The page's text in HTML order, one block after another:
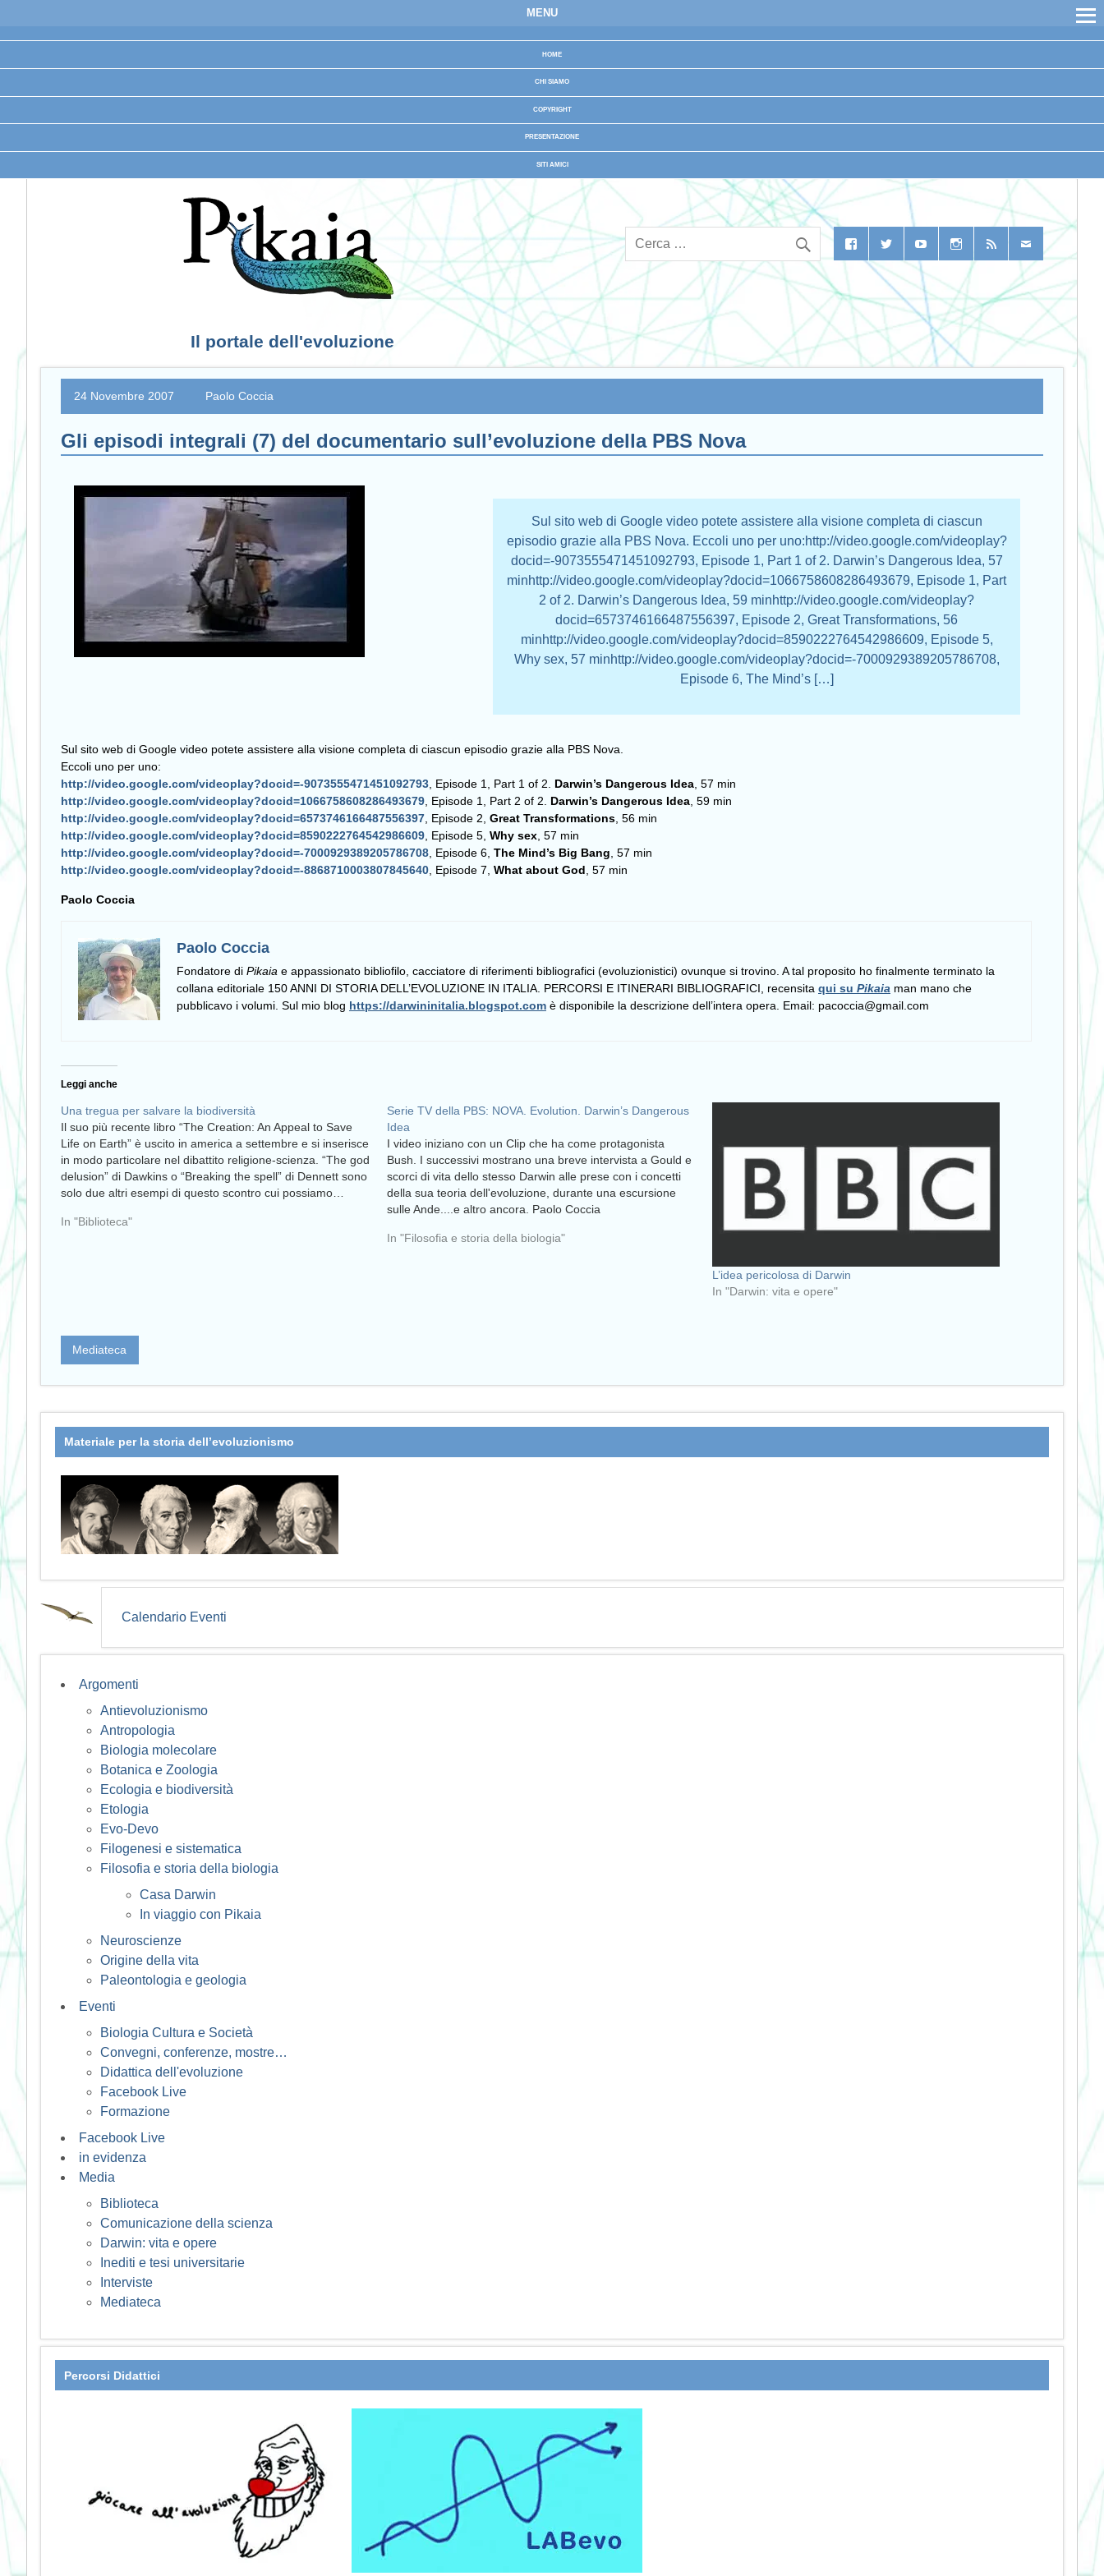
MENU
HOME
CHI SIAMO
COPYRIGHT
PRESENTAZIONE
SITI AMICI
Il portale dell'evoluzione
24 Novembre 2007 Paolo Coccia
Gli episodi integrali (7) del documentario sull’evoluzione della PBS Nova
Sul sito web di Google video potete assistere alla visione completa di ciascun
episodio grazie alla PBS Nova. Eccoli uno per uno:http://video.google.com/videoplay?
docid=-9073555471451092793, Episode 1, Part 1 of 2. Darwin’s Dangerous Idea, 57
minhttp://video.google.com/videoplay?docid=1066758608286493679, Episode 1, Part
2 of 2. Darwin’s Dangerous Idea, 59 minhttp://video.google.com/videoplay?
docid=6573746166487556397, Episode 2, Great Transformations, 56
minhttp://video.google.com/videoplay?docid=8590222764542986609, Episode 5,
Why sex, 57 minhttp://video.google.com/videoplay?docid=-7000929389205786708,
Episode 6, The Mind’s […]
Sul sito web di Google video potete assistere alla visione completa di ciascun episodio grazie alla PBS Nova.
Eccoli uno per uno:
http://video.google.com/videoplay?docid=-9073555471451092793 , Episode 1, Part 1 of 2. Darwin’s Dangerous Idea , 57 min
http://video.google.com/videoplay?docid=1066758608286493679 , Episode 1, Part 2 of 2. Darwin’s Dangerous Idea , 59 min
http://video.google.com/videoplay?docid=6573746166487556397 , Episode 2, Great Transformations , 56 min
http://video.google.com/videoplay?docid=8590222764542986609 , Episode 5, Why sex , 57 min
http://video.google.com/videoplay?docid=-7000929389205786708 , Episode 6, The Mind’s Big Bang , 57 min
http://video.google.com/videoplay?docid=-8868710003807845640 , Episode 7, What about God , 57 min
Paolo Coccia
Paolo Coccia
Fondatore di Pikaia e appassionato bibliofilo, cacciatore di riferimenti bibliografici (evoluzionistici) ovunque si trovino. A tal proposito ho finalmente terminato la
collana editoriale 150 ANNI DI STORIA DELL’EVOLUZIONE IN ITALIA. PERCORSI E ITINERARI BIBLIOGRAFICI, recensita qui su Pikaia man mano che
pubblicavo i volumi. Sul mio blog https://darwininitalia.blogspot.com è disponibile la descrizione dell’intera opera. Email: pacoccia@gmail.com
Leggi anche
Una tregua per salvare la biodiversità
Il suo più recente libro “The Creation: An Appeal to Save
Life on Earth” è uscito in america a settembre e si inserisce
in modo particolare nel dibattito religione-scienza. “The god
delusion” di Dawkins o “Breaking the spell” di Dennett sono
solo due altri esempi di questo scontro cui possiamo…
In "Biblioteca"
Serie TV della PBS: NOVA. Evolution. Darwin’s Dangerous
Idea
I video iniziano con un Clip che ha come protagonista
Bush. I successivi mostrano una breve intervista a Gould e
scorci di vita dello stesso Darwin alle prese con i concetti
della sua teoria dell'evoluzione, durante una escursione
sulle Ande....e altro ancora. Paolo Coccia
In "Filosofia e storia della biologia"
L’idea pericolosa di Darwin
In "Darwin: vita e opere"
Mediateca
Materiale per la storia dell’evoluzionismo
Calendario Eventi
Argomenti
Antievoluzionismo
Antropologia
Biologia molecolare
Botanica e Zoologia
Ecologia e biodiversità
Etologia
Evo-Devo
Filogenesi e sistematica
Filosofia e storia della biologia
Casa Darwin
In viaggio con Pikaia
Neuroscienze
Origine della vita
Paleontologia e geologia
Eventi
Biologia Cultura e Società
Convegni, conferenze, mostre…
Didattica dell'evoluzione
Facebook Live
Formazione
Facebook Live
in evidenza
Media
Biblioteca
Comunicazione della scienza
Darwin: vita e opere
Inediti e tesi universitarie
Interviste
Mediateca
Percorsi Didattici